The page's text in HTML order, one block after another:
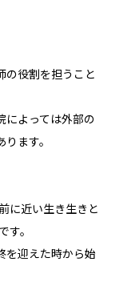
の役割を担うこと
によっては外部の
ます。
に近い生き生きと
す。
を迎えた時から始